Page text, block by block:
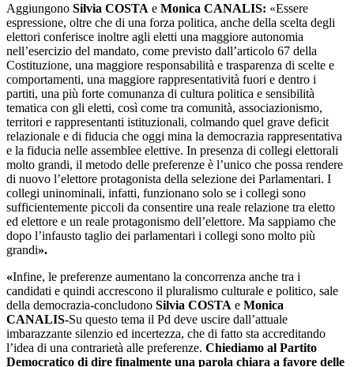
Aggiungono Silvia COSTA e Monica CANALIS: «Essere
espressione, oltre che di una forza politica, anche della scelta degli
elettori conferisce inoltre agli eletti una maggiore autonomia
nell’esercizio del mandato, come previsto dall’articolo 67 della
Costituzione, una maggiore responsabilità e trasparenza di scelte e
comportamenti, una maggiore rappresentatività fuori e dentro i
partiti, una più forte comunanza di cultura politica e sensibilità
tematica con gli eletti, così come tra comunità, associazionismo,
territori e rappresentanti istituzionali, colmando quel grave deficit
relazionale e di fiducia che oggi mina la democrazia rappresentativa
e la fiducia nelle assemblee elettive. In presenza di collegi elettorali
molto grandi, il metodo delle preferenze è l’unico che possa rendere
di nuovo l’elettore protagonista della selezione dei Parlamentari. I
collegi uninominali, infatti, funzionano solo se i collegi sono
sufficientemente piccoli da consentire una reale relazione tra eletto
ed elettore e un reale protagonismo dell’elettore. Ma sappiamo che
dopo l’infausto taglio dei parlamentari i collegi sono molto più
grandi».
«Infine, le preferenze aumentano la concorrenza anche tra i
candidati e quindi accrescono il pluralismo culturale e politico, sale
della democrazia-concludono Silvia COSTA e Monica
CANALIS-Su questo tema il Pd deve uscire dall’attuale
imbarazzante silenzio ed incertezza, che di fatto sta accreditando
l’idea di una contrarietà alle preferenze. Chiediamo al Partito
Democratico di dire finalmente una parola chiara a favore delle